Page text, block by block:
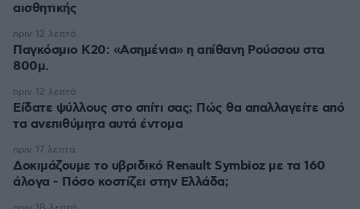
αισθητικής
Παγκόσμιο Κ20: «Ασημένια» η απίθανη Ρούσσου στα
800μ.
πριν 12 λεπτά
Είδατε ψύλλους στο σπίτι σας; Πώς θα απαλλαγείτε από
τα ανεπιθύμητα αυτά έντομα
πριν 12 λεπτά
Δοκιμάζουμε το υβριδικό Renault Symbioz με τα 160
άλογα - Πόσο κοστίζει στην Ελλάδα;
πριν 17 λεπτά